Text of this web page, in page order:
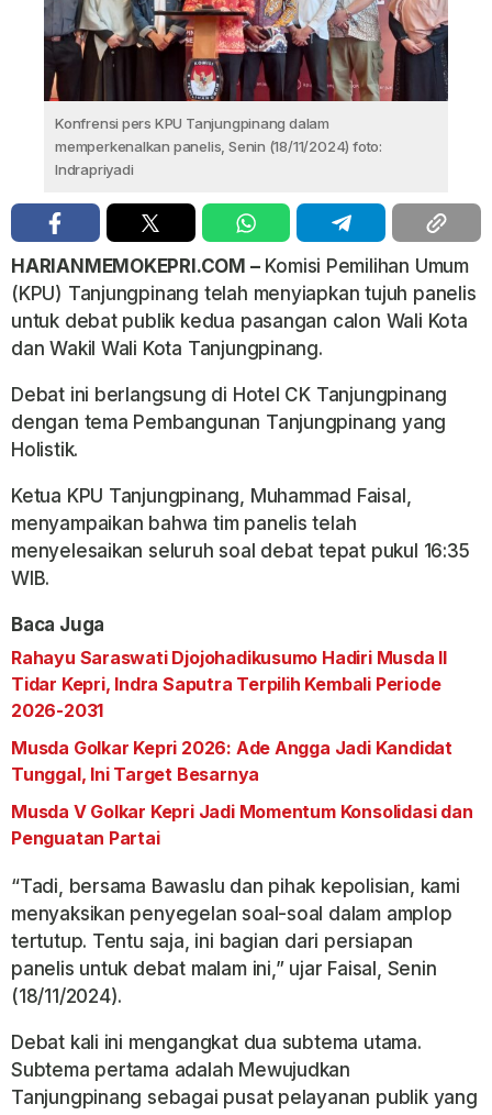
Konfrensi pers KPU Tanjungpinang dalam
memperkenalkan panelis, Senin (18/11/2024) foto:
Indrapriyadi
HARIANMEMOKEPRI.COM –Komisi Pemilihan Umum
(KPU) Tanjungpinang telah menyiapkan tujuh panelis
untuk debat publik kedua pasangan calon Wali Kota
dan Wakil Wali Kota Tanjungpinang.
Debat ini berlangsung di Hotel CK Tanjungpinang
dengan tema Pembangunan Tanjungpinang yang
Holistik.
Ketua KPU Tanjungpinang, Muhammad Faisal,
menyampaikan bahwa tim panelis telah
menyelesaikan seluruh soal debat tepat pukul 16:35
WIB.
Baca Juga
Rahayu Saraswati Djojohadikusumo Hadiri Musda II
Tidar Kepri, Indra Saputra Terpilih Kembali Periode
2026-2031
Musda Golkar Kepri 2026: Ade Angga Jadi Kandidat
Tunggal, Ini Target Besarnya
Musda V Golkar Kepri Jadi Momentum Konsolidasi dan
Penguatan Partai
“Tadi, bersama Bawaslu dan pihak kepolisian, kami
menyaksikan penyegelan soal-soal dalam amplop
tertutup. Tentu saja, ini bagian dari persiapan
panelis untuk debat malam ini,” ujar Faisal, Senin
(18/11/2024).
Debat kali ini mengangkat dua subtema utama.
Subtema pertama adalah Mewujudkan
Tanjungpinang sebagai pusat pelayanan publik yang